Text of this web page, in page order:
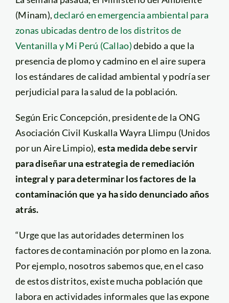
(Minam),declaró en emergencia ambiental para
zonas ubicadas dentro de los distritos de
Ventanilla y Mi Perú (Callao)debido a que la
presencia de plomo y cadmino en el aire supera
los estándares de calidad ambiental y podría ser
perjudicial para la salud de la población.
Según Eric Concepción, presidente de la ONG
Asociación Civil Kuskalla Wayra Llimpu (Unidos
por un Aire Limpio), esta medida debe servir
para diseñar una estrategia de remediación
integral y para determinar los factores de la
contaminación que ya ha sido denunciado años
atrás.
“Urge que las autoridades determinen los
factores de contaminación por plomo en la zona.
Por ejemplo, nosotros sabemos que, en el caso
de estos distritos, existe mucha población que
labora en actividades informales que las expone